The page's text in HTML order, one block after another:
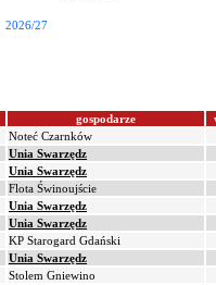
2026/27
gospodarze
Noteć Czarnków
Unia Swarzędz
Unia Swarzędz
Flota Świnoujście
Unia Swarzędz
Unia Swarzędz
KP Starogard Gdański
Unia Swarzędz
Stolem Gniewino